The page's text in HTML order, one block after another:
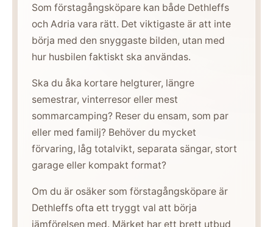
Som förstagångsköpare kan både Dethleffs
och Adria vara rätt. Det viktigaste är att inte
börja med den snyggaste bilden, utan med
hur husbilen faktiskt ska användas.
Ska du åka kortare helgturer, längre
semestrar, vinterresor eller mest
sommarcamping? Reser du ensam, som par
eller med familj? Behöver du mycket
förvaring, låg totalvikt, separata sängar, stort
garage eller kompakt format?
Om du är osäker som förstagångsköpare är
Dethleffs ofta ett tryggt val att börja
jämförelsen med. Märket har ett brett utbud